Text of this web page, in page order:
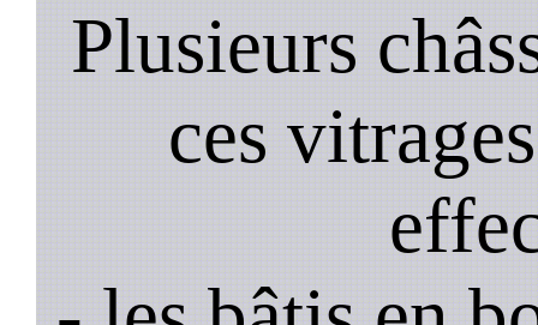
Plusieurs
ces